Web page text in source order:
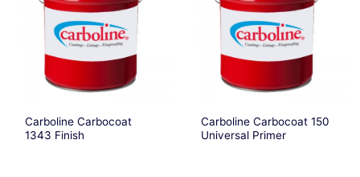
Carboline Carbocoat
1343 Finish
Carboline Carbocoat 150
Universal Primer